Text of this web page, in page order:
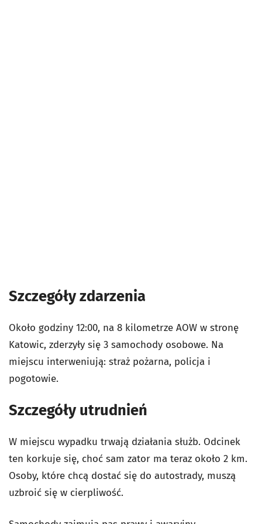
Szczegóły zdarzenia
Około godziny 12:00, na 8 kilometrze AOW w stronę
Katowic, zderzyły się 3 samochody osobowe. Na
miejscu interweniują: straż pożarna, policja i
pogotowie.
Szczegóły utrudnień
W miejscu wypadku trwają działania służb. Odcinek
ten korkuje się, choć sam zator ma teraz około 2 km.
Osoby, które chcą dostać się do autostrady, muszą
uzbroić się w cierpliwość.